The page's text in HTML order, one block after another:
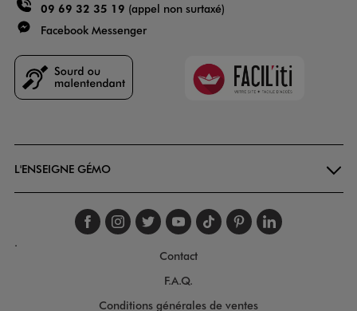
09 69 32 35 19 (appel non surtaxé)
Facebook Messenger
Faciliti
L'ENSEIGNE GÉMO
Suivez-nous sur
Suivez-nous sur
Suivez-nous sur
Suivez-nous
Suivez-nous
Suivez-
.
Contact
F.A.Q.
Conditions générales de ventes